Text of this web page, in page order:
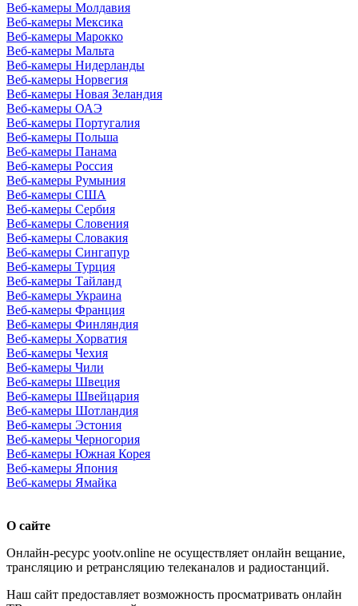
Веб-камеры Молдавия
Веб-камеры Мексика
Веб-камеры Марокко
Веб-камеры Мальта
Веб-камеры Нидерланды
Веб-камеры Норвегия
Веб-камеры Новая Зеландия
Веб-камеры ОАЭ
Веб-камеры Португалия
Веб-камеры Польша
Веб-камеры Панама
Веб-камеры Россия
Веб-камеры Румыния
Веб-камеры США
Веб-камеры Сербия
Веб-камеры Словения
Веб-камеры Словакия
Веб-камеры Сингапур
Веб-камеры Турция
Веб-камеры Тайланд
Веб-камеры Украина
Веб-камеры Франция
Веб-камеры Финляндия
Веб-камеры Хорватия
Веб-камеры Чехия
Веб-камеры Чили
Веб-камеры Швеция
Веб-камеры Швейцария
Веб-камеры Шотландия
Веб-камеры Эстония
Веб-камеры Черногория
Веб-камеры Южная Корея
Веб-камеры Япония
Веб-камеры Ямайка
О сайте
Онлайн-ресурс yootv.online не осуществляет онлайн вещание,
трансляцию и ретрансляцию телеканалов и радиостанций.
Наш сайт предоставляет возможность просматривать онлайн